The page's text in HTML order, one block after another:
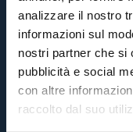
analizzare il nostro
informazioni sul
nostri partner che si
pubblicità e social
con altre
raccolto dal suo